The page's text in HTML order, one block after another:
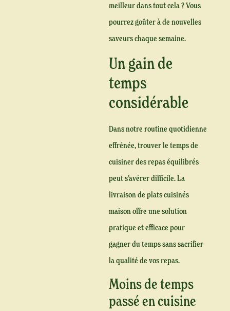
meilleur dans tout cela ? Vous
pourrez goûter à de nouvelles
saveurs chaque semaine.
Un gain de
temps
considérable
Dans notre routine quotidienne
effrénée, trouver le temps de
cuisiner des repas équilibrés
peut s’avérer difficile. La
livraison de plats cuisinés
maison offre une solution
pratique et efficace pour
gagner du temps sans sacrifier
la qualité de vos repas.
Moins de temps
passé en cuisine